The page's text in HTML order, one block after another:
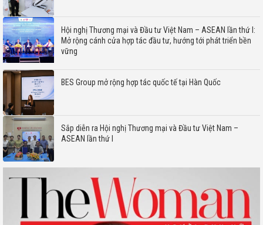
Hội nghị Thương mại và Đầu tư Việt Nam – ASEAN lần thứ I:
Mở rộng cánh cửa hợp tác đầu tư, hướng tới phát triển bền
vững
BES Group mở rộng hợp tác quốc tế tại Hàn Quốc
Sắp diễn ra Hội nghị Thương mại và Đầu tư Việt Nam –
ASEAN lần thứ I